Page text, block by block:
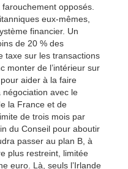
opposés.
eux-mêmes,
financier. Un
de 20 % des
taxe sur les transactions
monter de l’intérieur sur
aider à la faire
négociation avec le
la France et de
de trois mois par
du Conseil pour aboutir
passer au plan B, à
plus restreint, limitée
euro. Là, seuls l’Irlande